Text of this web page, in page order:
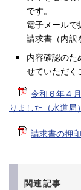
です。
電子メールで
請求書（内訳
内容確認のた
せていただく
令和６年４
りました（水道
請求書の押
関連記事